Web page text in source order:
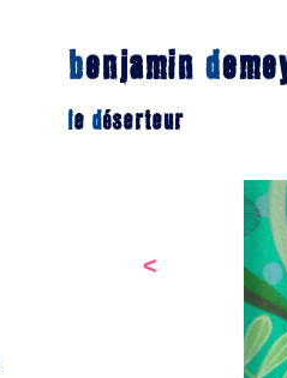
benjamin d
le déserteur
<